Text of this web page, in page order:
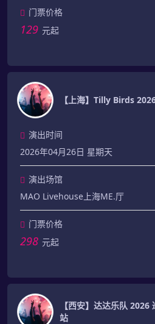
门票价格
129 元起
【上海】Tilly Birds
演出时间
2026年04月26日 星期天
演出场馆
MAO Livehouse上海ME.厅
门票价格
298 元起
【西安】达达乐队 2026
站